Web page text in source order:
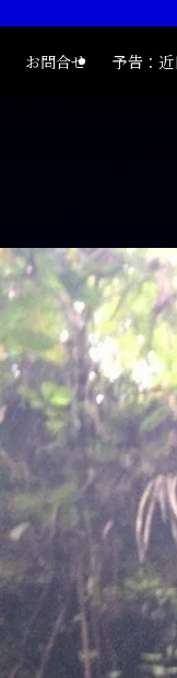
お問合せ 予告：